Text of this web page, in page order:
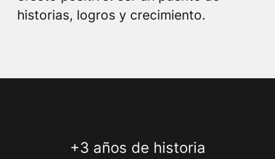
historias, logros y crecimiento.
+3 años de historia